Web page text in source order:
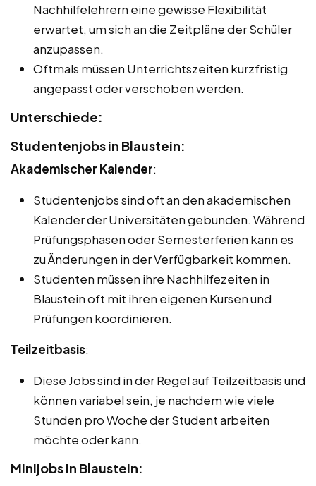
Nachhilfelehrern eine gewisse Flexibilität
erwartet, um sich an die Zeitpläne der Schüler
anzupassen.
Oftmals müssen Unterrichtszeiten kurzfristig
angepasst oder verschoben werden.
Unterschiede:
Studentenjobs in Blaustein:
Akademischer Kalender:
Studentenjobs sind oft an den akademischen
Kalender der Universitäten gebunden. Während
Prüfungsphasen oder Semesterferien kann es
zu Änderungen in der Verfügbarkeit kommen.
Studenten müssen ihre Nachhilfezeiten in
Blaustein oft mit ihren eigenen Kursen und
Prüfungen koordinieren.
Teilzeitbasis:
Diese Jobs sind in der Regel auf Teilzeitbasis und
können variabel sein, je nachdem wie viele
Stunden pro Woche der Student arbeiten
möchte oder kann.
Minijobs in Blaustein: